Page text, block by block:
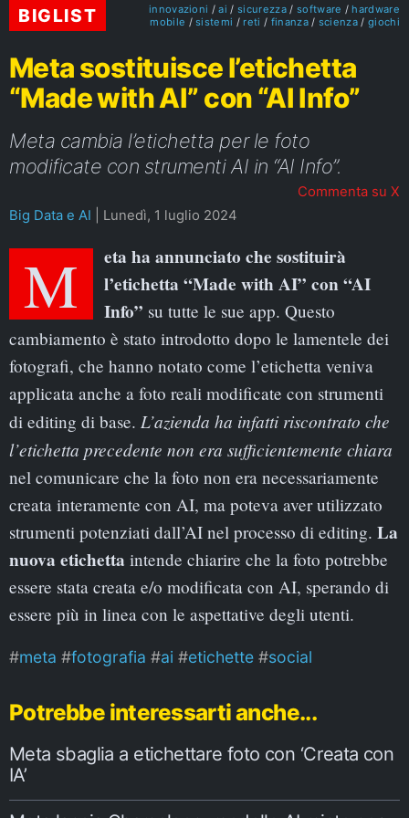
BIGLIST innovazioni ai sicurezza software
hardware
mobile
sistemi reti finanza scienza giochi
Meta sostituisce l’etichetta
“Made with AI” con “AI Info”
Meta cambia l’etichetta per le foto
modificate con strumenti AI in “AI Info”.
Commenta su X
Big Data e AI
Lunedì, 1 luglio 2024
Meta ha annunciato che sostituirà
l’etichetta “Made with AI” con “AI
Info” su tutte le sue app. Questo
cambiamento è stato introdotto dopo le lamentele dei
fotografi, che hanno notato come l’etichetta veniva
applicata anche a foto reali modificate con strumenti
di editing di base. L’azienda ha infatti riscontrato che
l’etichetta precedente non era sufficientemente chiara
nel comunicare che la foto non era necessariamente
creata interamente con AI, ma poteva aver utilizzato
strumenti potenziati dall’AI nel processo di editing. La
nuova etichetta intende chiarire che la foto potrebbe
essere stata creata e/o modificata con AI, sperando di
essere più in linea con le aspettative degli utenti.
meta fotografia ai etichette social
Potrebbe interessarti anche...
Meta sbaglia a etichettare foto con ‘Creata con
IA’